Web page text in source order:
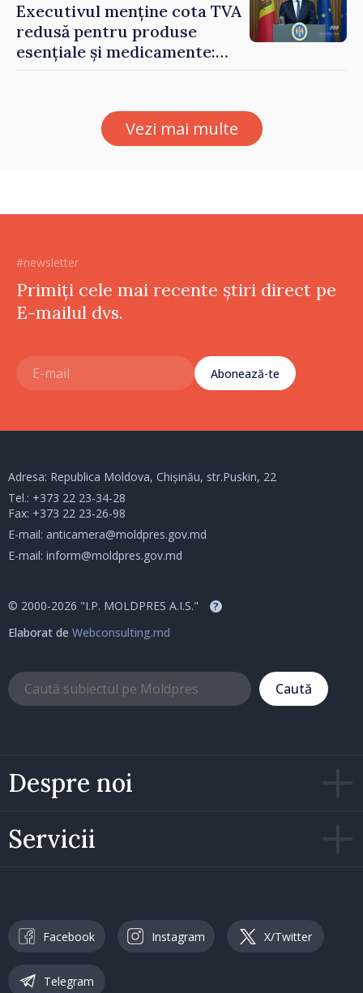
Executivul menține cota TVA
redusă pentru produse
esențiale și medicamente:
bază al oamenilor”
Vezi mai multe
#newsletter
Primiți cele mai recente știri direct pe
E-mailul dvs.
Abonează-te
Despre noi
Servicii
Adresa: Republica Moldova, Chișinău, str.Puskin, 22
Tel.: +373 22 23-34-28
Fax: +373 22 23-26-98
E-mail: anticamera@moldpres.gov.md
E-mail: inform@moldpres.gov.md
© 2000-2026 "I.P. MOLDPRES A.I.S." ?
Elaborat de Webconsulting.md
Caută
Facebook Instagram X/Twitter
Telegram